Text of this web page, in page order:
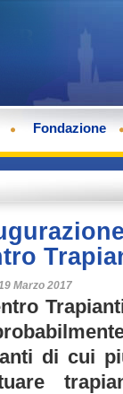
Fondazione
Marzo 2017
di cui